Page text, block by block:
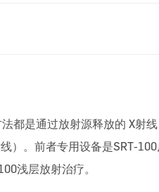
都是通过放射源释放的 X射
）。 前者专用设备是SRT-
浅层放射治疗。